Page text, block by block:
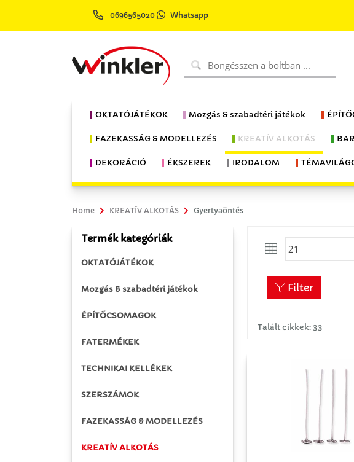
0696565020 Whatsapp
OKTATÓJÁTÉKOK Mozgás & szabadtéri játékok
FAZEKASSÁG & MODELLEZÉS KREATÍV ALKOTÁS
DEKORÁCIÓ ÉKSZEREK IRODALOM
Home KREATÍV ALKOTÁS Gyertyaöntés
Termék kategóriák
OKTATÓJÁTÉKOK
Mozgás & szabadtéri játékok
ÉPÍTŐCSOMAGOK
FATERMÉKEK
TECHNIKAI KELLÉKEK
SZERSZÁMOK
FAZEKASSÁG & MODELLEZÉS
KREATÍV ALKOTÁS
Talált cikkek: 33
Filter